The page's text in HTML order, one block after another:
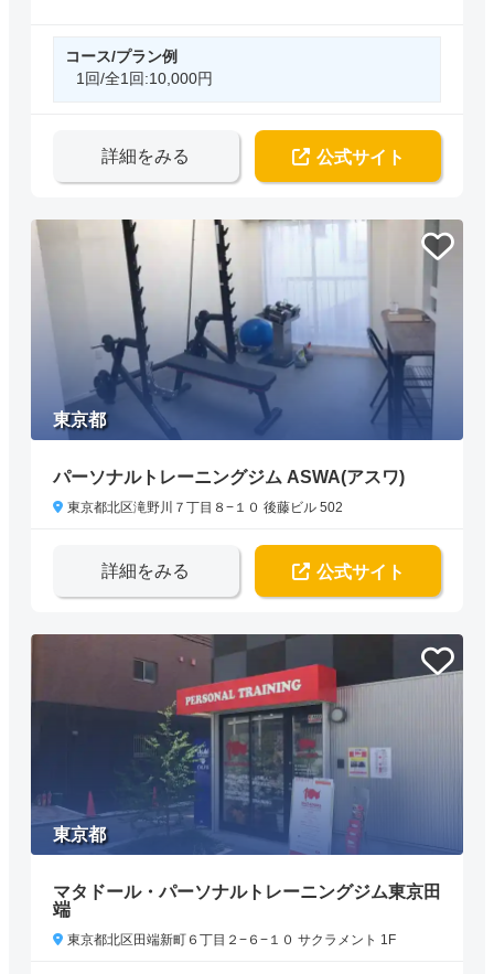
コース/プラン例
1回/全1回:10,000円
詳細をみる 公式サイト
東京都
パーソナルトレーニングジム ASWA(アスワ)
東京都北区滝野川７丁目８−１０ 後藤ビル 502
詳細をみる 公式サイト
東京都
マタドール・パーソナルトレーニングジム東京田
端
東京都北区田端新町６丁目２−６−１０ サクラメント 1F